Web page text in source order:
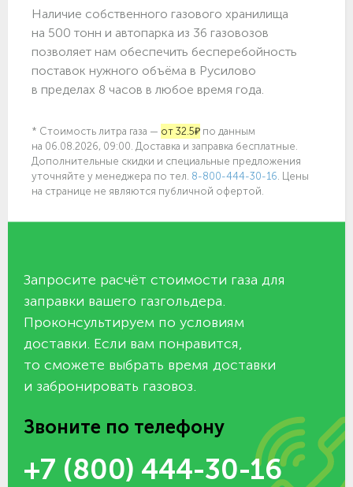
Наличие собственного газового хранилища
на 500 тонн и автопарка из 36 газовозов
позволяет нам обеспечить бесперебойность
поставок нужного объёма в Русилово
в пределах 8 часов в любое время года.
* Стоимость литра газа — от 32.5₽ по данным
на 06.08.2026, 09:00. Доставка и заправка бесплатные.
Дополнительные скидки и специальные предложения
уточняйте у менеджера по тел. 8-800-444-30-16 . Цены
на странице не являются публичной офертой.
Запросите расчёт стоимости газа для
заправки вашего газгольдера.
Проконсультируем по условиям
доставки. Если вам понравится,
то сможете выбрать время доставки
и забронировать газовоз.
Звоните по телефону
+7 (800) 444-30-16